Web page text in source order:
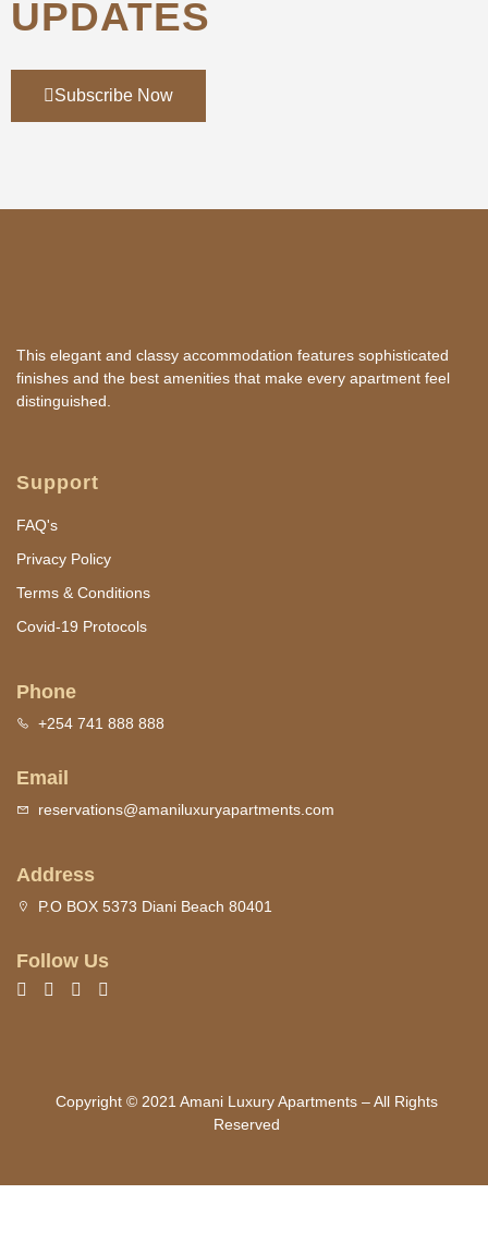
UPDATES
Subscribe Now
This elegant and classy accommodation features sophisticated
finishes and the best amenities that make every apartment feel
distinguished.
Support
FAQ's
Privacy Policy
Terms & Conditions
Covid-19 Protocols
Phone
+254 741 888 888
Email
reservations@amaniluxuryapartments.com
Address
P.O BOX 5373 Diani Beach 80401
Follow Us
Copyright © 2021 Amani Luxury Apartments – All Rights
Reserved